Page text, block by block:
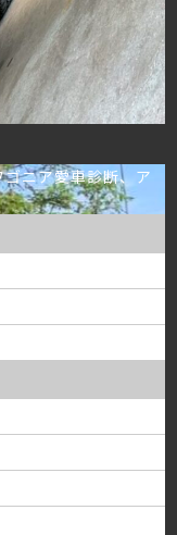
ニア愛車診断、ア